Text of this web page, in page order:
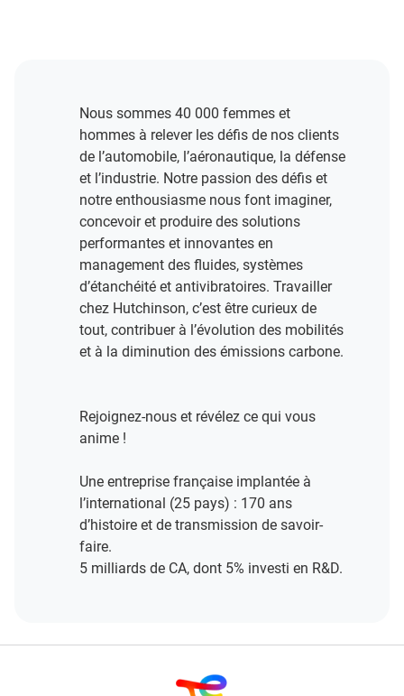
Nous sommes 40 000 femmes et
hommes à relever les défis de nos clients
de l’automobile, l’aéronautique, la défense
et l’industrie. Notre passion des défis et
notre enthousiasme nous font imaginer,
concevoir et produire des solutions
performantes et innovantes en
management des fluides, systèmes
d’étanchéité et antivibratoires. Travailler
chez Hutchinson, c’est être curieux de
tout, contribuer à l’évolution des mobilités
et à la diminution des émissions carbone.
Rejoignez-nous et révélez ce qui vous
anime !​
Une entreprise française implantée à
l’international (25 pays) : 170 ans
d’histoire et de transmission de savoir-
faire.​
5 milliards de CA, dont 5% investi en R&D​.